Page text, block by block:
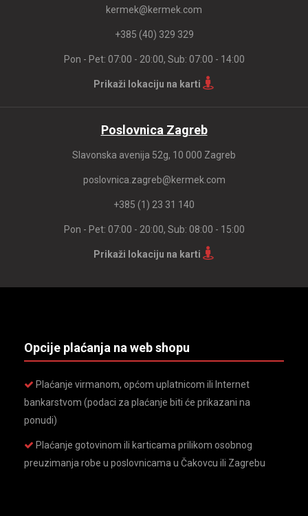
kermek@kermek.com
+385 (40) 329 329
Pon - Pet: 07:00 - 20:00, Sub: 07:00 - 14:00
Prikaži lokaciju na karti
Poslovnica Zagreb
Slavonska avenija 52g, 10 000 Zagreb
poslovnica.zagreb@kermek.com
+385 (1) 23 31 140
Pon - Pet: 07:00 - 20:00, Sub: 08:00 - 15:00
Prikaži lokaciju na karti
Opcije plaćanja na web shopu
Plaćanje virmanom, općom uplatnicom ili Internet
bankarstvom (podaci za plaćanje biti će prikazani na
ponudi)
Plaćanje gotovinom ili karticama prilikom osobnog
preuzimanja robe u poslovnicama u Čakovcu ili Zagrebu